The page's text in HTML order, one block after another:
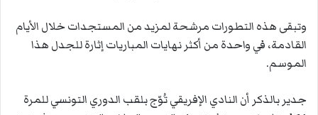
وتبقى هذه التطورات مرشحة لمزيد من المستجدات خلال الأيام
القادمة، في واحدة من أكثر نهايات المباريات إثارة للجدل هذا
الموسم.
جدير بالذكر أن النادي الإفريقي تُوّج بلقب الدوري التونسي للمرة